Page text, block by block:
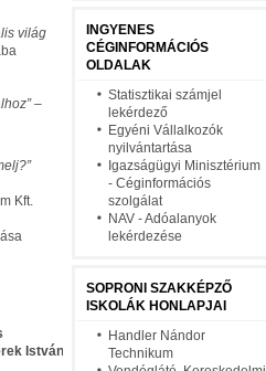
világ
–
Kft.
István
INGYENES
CÉGINFORMÁCIÓS
OLDALAK
Statisztikai számjel
lekérdező
Egyéni Vállalkozók
nyilvántartása
Igazságügyi Minisztérium
- Céginformációs
szolgálat
NAV - Adóalanyok
lekérdezése
SOPRONI SZAKKÉPZŐ
ISKOLÁK HONLAPJAI
Handler Nándor
Technikum